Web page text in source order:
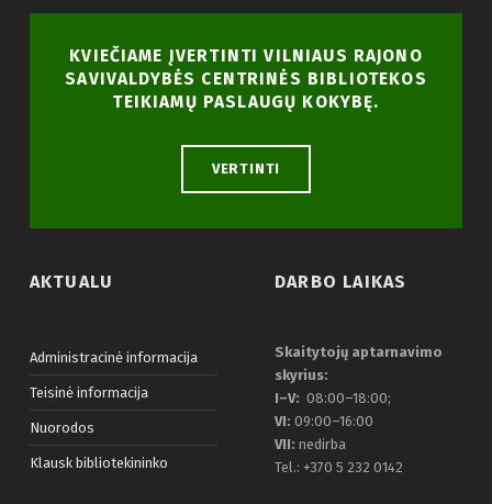
KVIEČIAME ĮVERTINTI VILNIAUS RAJONO
SAVIVALDYBĖS CENTRINĖS BIBLIOTEKOS
TEIKIAMŲ PASLAUGŲ KOKYBĘ.
VERTINTI
AKTUALU
Administracinė informacija
Teisinė informacija
Nuorodos
Klausk bibliotekininko
DARBO LAIKAS
Skaitytojų aptarnavimo
skyrius:
I–V: 08:00–18:00;
VI: 09:00–16:00
VII: nedirba
Tel.: +370 5 232 0142